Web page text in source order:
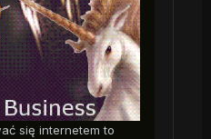
się internetem to